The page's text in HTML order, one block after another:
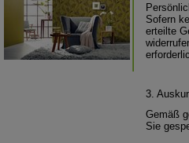
Sofern
erteilte
3.
Gemäß
Sie